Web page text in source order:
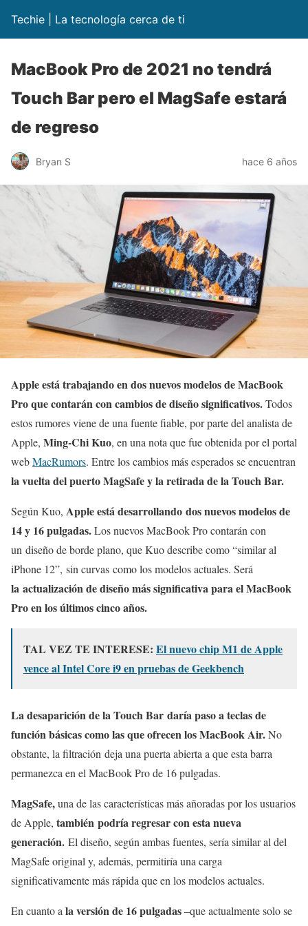
Techie | La tecnología cerca de ti
MacBook Pro de 2021 no tendrá
Touch Bar pero el MagSafe estará
de regreso
Bryan S hace 6 años
Apple está trabajando en dos nuevos modelos de MacBook
Pro que contarán con cambios de diseño significativos.Todos
estos rumores viene de una fuente fiable, por parte del analista de
Apple, Ming-Chi Kuo, en una nota que fue obtenida por el portal
webMacRumors. Entre los cambios más esperados se encuentran
la vuelta del puerto MagSafe y la retirada de la Touch Bar.
Según Kuo, Apple está desarrollando dos nuevos modelos de
14 y 16 pulgadas.Los nuevos MacBook Pro contarán con
un diseño de borde plano, que Kuo describe como “similar al
iPhone 12”, sin curvas como los modelos actuales. Será
la actualización de diseño más significativa para el MacBook
Pro en los últimos cinco años.
TAL VEZ TE INTERESE: El nuevo chip M1 de Apple
vence al Intel Core i9 en pruebas de Geekbench
La desaparición de la Touch Bar daría paso a teclas de
función básicas como las que ofrecen los MacBook Air.No
obstante, la filtración deja una puerta abierta a que esta barra
permanezca en el MacBook Pro de 16 pulgadas.
MagSafe,una de las características más añoradas por los usuarios
de Apple, también podría regresar con esta nueva
generación. El diseño, según ambas fuentes, sería similar al del
MagSafe original y, además, permitiría una carga
significativamente más rápida que en los modelos actuales.
En cuanto a la versión de 16 pulgadas–que actualmente solo se